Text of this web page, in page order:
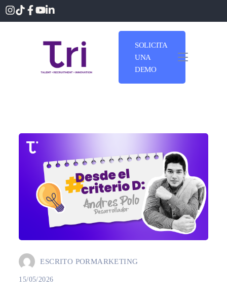
SOLICITA
UNA
DEMO
ESCRITO PORMARKETING
15/05/2026